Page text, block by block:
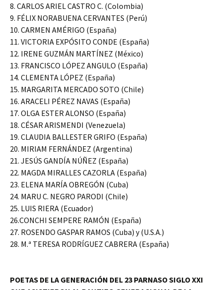
8. CARLOS ARIEL CASTRO C. (Colombia)
9. FÉLIX NORABUENA CERVANTES (Perú)
10. CARMEN AMÉRIGO (España)
11. VICTORIA EXPÓSITO CONDE (España)
12. IRENE GUZMÁN MARTÍNEZ (México)
13. FRANCISCO LÓPEZ ANGULO (España)
14. CLEMENTA LÓPEZ (España)
15. MARGARITA MERCADO SOTO (Chile)
16. ARACELI PÉREZ NAVAS (España)
17. OLGA ESTER ALONSO (España)
18. CÉSAR ARISMENDI (Venezuela)
19. CLAUDIA BALLESTER GRIFO (España)
20. MIRIAM FERNÁNDEZ (Argentina)
21. JESÚS GANDÍA NÚÑEZ (España)
22. MAGDA MIRALLES CAZORLA (España)
23. ELENA MARÍA OBREGÓN (Cuba)
24. MARU C. NEGRO PARODI (Chile)
25. LUIS RIERA (Ecuador)
26.CONCHI SEMPERE RAMÓN (España)
27. ROSENDO GASPAR RAMOS (Cuba) y (U.S.A.)
28. M.ª TERESA RODRÍGUEZ CABRERA (España)
POETAS DE LA GENERACIÓN DEL 23 PARNASO SIGLO XXI